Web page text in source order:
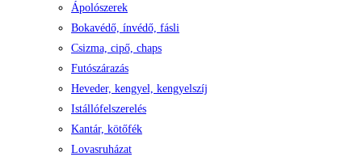
Ápolószerek
Bokavédő, ínvédő, fásli
Csizma, cipő, chaps
Futószárazás
Heveder, kengyel, kengyelszíj
Istállófelszerelés
Kantár, kötőfék
Lovasruházat